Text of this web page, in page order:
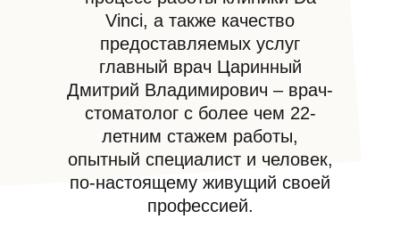
Vinci, а также качество
предоставляемых услуг
главный врач Царинный
Дмитрий Владимирович – врач-
стоматолог с более чем 22-
летним стажем работы,
опытный специалист и человек,
по-настоящему живущий своей
профессией.